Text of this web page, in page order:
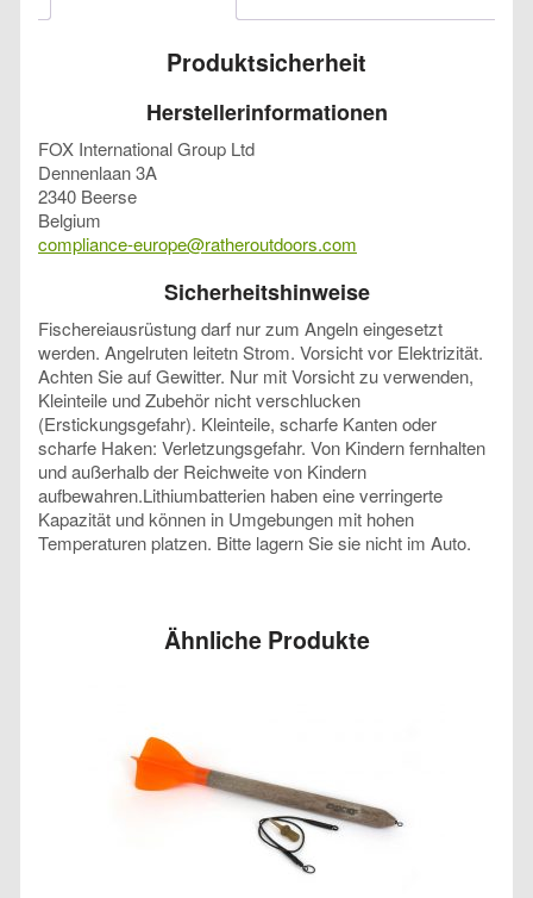
Produktsicherheit
Herstellerinformationen
FOX International Group Ltd
Dennenlaan 3A
2340 Beerse
Belgium
compliance-europe@ratheroutdoors.com
Sicherheitshinweise
Fischereiausrüstung darf nur zum Angeln eingesetzt
werden. Angelruten leitetn Strom. Vorsicht vor Elektrizität.
Achten Sie auf Gewitter. Nur mit Vorsicht zu verwenden,
Kleinteile und Zubehör nicht verschlucken
(Erstickungsgefahr). Kleinteile, scharfe Kanten oder
scharfe Haken: Verletzungsgefahr. Von Kindern fernhalten
und außerhalb der Reichweite von Kindern
aufbewahren.Lithiumbatterien haben eine verringerte
Kapazität und können in Umgebungen mit hohen
Temperaturen platzen. Bitte lagern Sie sie nicht im Auto.
Ähnliche Produkte